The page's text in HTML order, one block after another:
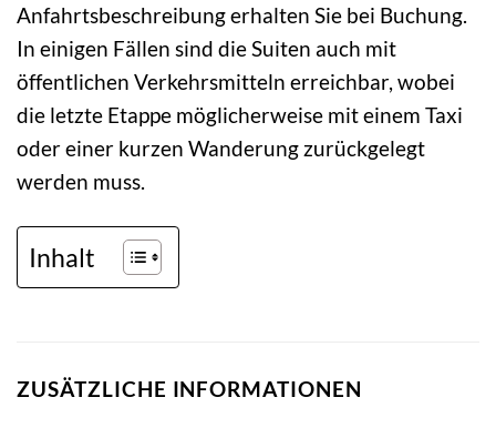
Anfahrtsbeschreibung erhalten Sie bei Buchung.
In einigen Fällen sind die Suiten auch mit
öffentlichen Verkehrsmitteln erreichbar, wobei
die letzte Etappe möglicherweise mit einem Taxi
oder einer kurzen Wanderung zurückgelegt
werden muss.
Inhalt
ZUSÄTZLICHE INFORMATIONEN